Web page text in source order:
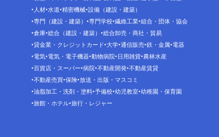
人材 水道 精密機械 設備（建設・建築）
専門（建設・建築）
専門学校 繊維工業 組合・団体・協会
倉庫 総合（建設・建築）
総合卸売・商社・貿易
貸金業・クレジットカード 大学 通信販売 鉄・金属 電器
電気 電気・電子機器 動物病院 日用雑貨 農林水産
百貨店・スーパー 病院 不動産開発 不動産賃貸
不動産売買 保険 放送・出版・マスコミ
油脂加工・洗剤・塗料 予備校 幼児教室 幼稚園・保育園
旅館・ホテル 旅行・レジャー